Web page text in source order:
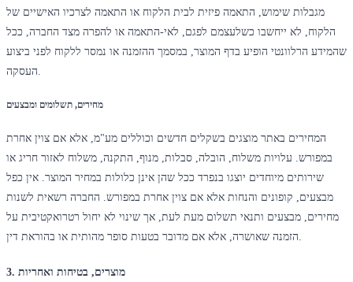
מגבלות שימוש, התאמה פיזית לבית הלקוח או התאמה לצרכיו האישיים של
הלקוח, לא ייחשבו כשלעצמם לפגם, לאי-התאמה או להפרה מצד החברה, ככל
שהמידע הרלוונטי הופיע בדף המוצר, במסמך ההזמנה או נמסר ללקוח לפני ביצוע
העסקה.
מחירים, תשלומים ומבצעים
המחירים באתר מוצגים בשקלים חדשים וכוללים מע"מ, אלא אם צוין אחרת
במפורש. עלויות משלוח, הובלה, סבלות, מנוף, התקנה, משלוח לאזור חריג או
שירותים מיוחדים יוצגו בנפרד ככל שהן אינן כלולות במחיר המוצר. אין כפל
מבצעים, קופונים והנחות אלא אם צוין אחרת במפורש. החברה רשאית לשנות
מחירים, מבצעים ותנאי תשלום מעת לעת, אך שינוי לא יחול רטרואקטיבית על
הזמנה שאושרה, אלא אם מדובר בטעות סופר מהותית או בהוראת דין.
3. מוצרים, בטיחות ואחריות